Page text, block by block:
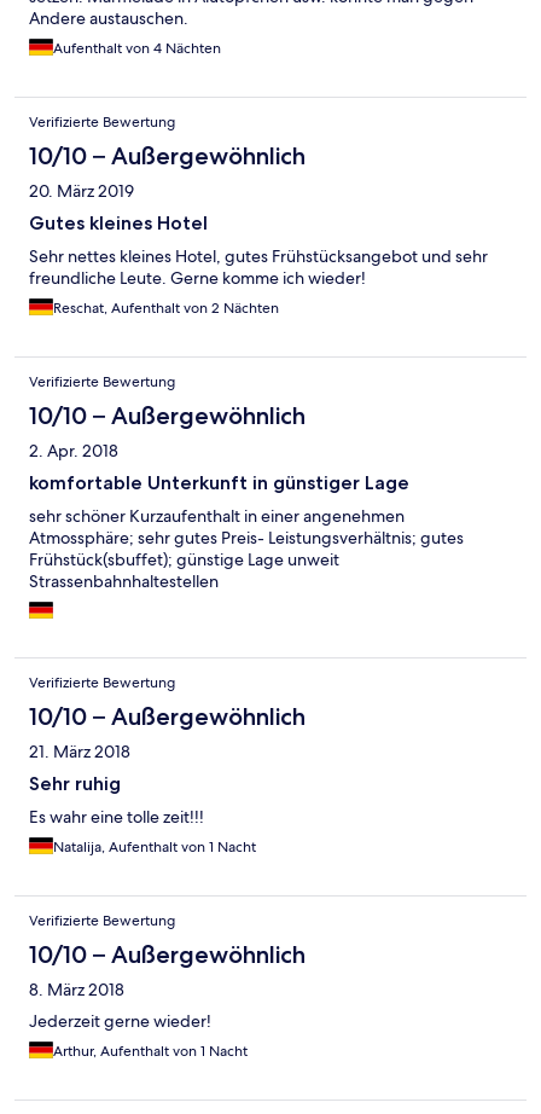
Andere austauschen.
Aufenthalt von 4 Nächten
Verifizierte Bewertung
10/10 – Außergewöhnlich
20. März 2019
Gutes kleines Hotel
Sehr nettes kleines Hotel, gutes Frühstücksangebot und sehr
freundliche Leute. Gerne komme ich wieder!
Reschat, Aufenthalt von 2 Nächten
Verifizierte Bewertung
10/10 – Außergewöhnlich
2. Apr. 2018
komfortable Unterkunft in günstiger Lage
sehr schöner Kurzaufenthalt in einer angenehmen
Atmossphäre; sehr gutes Preis- Leistungsverhältnis; gutes
Frühstück(sbuffet); günstige Lage unweit
Strassenbahnhaltestellen
Verifizierte Bewertung
10/10 – Außergewöhnlich
21. März 2018
Sehr ruhig
Es wahr eine tolle zeit!!!
Natalija, Aufenthalt von 1 Nacht
Verifizierte Bewertung
10/10 – Außergewöhnlich
8. März 2018
Jederzeit gerne wieder!
Arthur, Aufenthalt von 1 Nacht